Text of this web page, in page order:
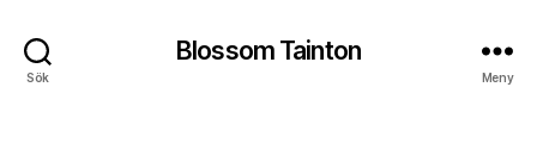
Sök
Blossom Tainton
Meny